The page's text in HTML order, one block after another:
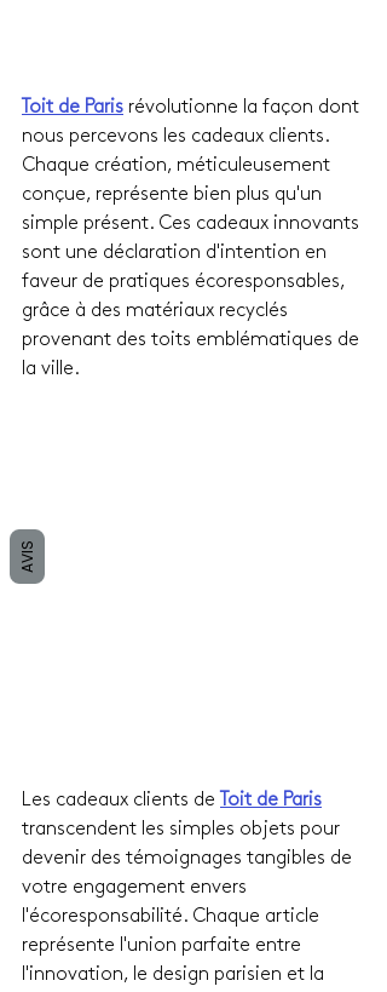
Toit de Paris révolutionne la façon dont
nous percevons les cadeaux clients.
Chaque création, méticuleusement
conçue, représente bien plus qu'un
simple présent. Ces cadeaux innovants
sont une déclaration d'intention en
faveur de pratiques écoresponsables,
grâce à des matériaux recyclés
provenant des toits emblématiques de
la ville.
Les cadeaux clients de
Toit de Paris
transcendent les simples objets pour
devenir des témoignages tangibles de
votre engagement envers
l'écoresponsabilité. Chaque article
représente l'union parfaite entre
l'innovation, le design parisien et la
AVIS